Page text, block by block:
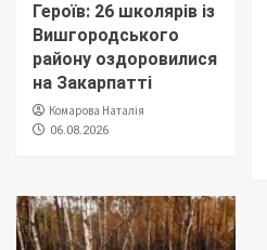
Героїв: 26 школярів із
Вишгородського
району оздоровилися
на Закарпатті
Комарова Наталія
06.08.2026